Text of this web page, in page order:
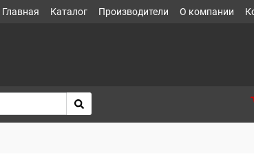
Главная Каталог Производители О компании